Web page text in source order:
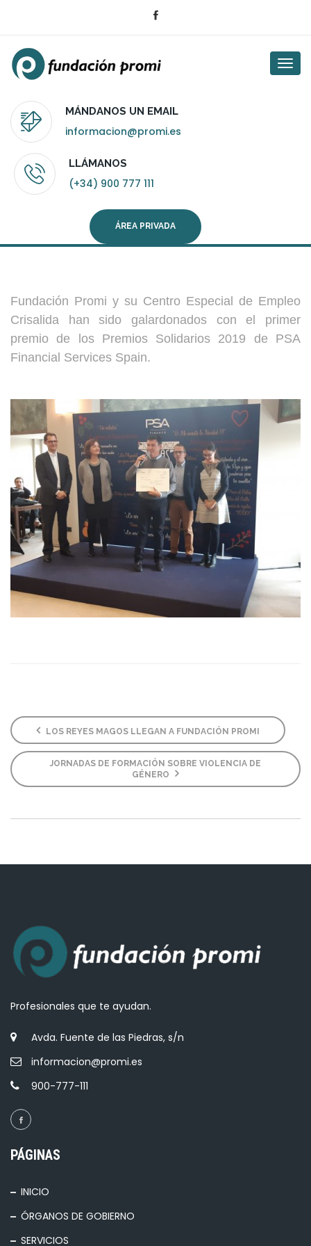
MÁNDANOS UN EMAIL
informacion@promi.es
LLÁMANOS
(+34) 900 777 111
ÁREA PRIVADA
Fundación Promi y su Centro Especial de Empleo
Crisalida han sido galardonados con el primer
premio de los Premios Solidarios 2019 de PSA
Financial Services Spain.
LOS REYES MAGOS LLEGAN A FUNDACIÓN PROMI
JORNADAS DE FORMACIÓN SOBRE VIOLENCIA DE
GÉNERO
Profesionales que te ayudan.
Avda. Fuente de las Piedras, s/n
informacion@promi.es
900-777-111
PÁGINAS
INICIO
ÓRGANOS DE GOBIERNO
SERVICIOS